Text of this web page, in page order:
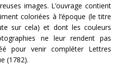
images. L’ouvrage contient
coloriées à l’époque (le titre
sur cela) et dont les couleurs
ne leur rendent pas
pour venir compléter Lettres
(1782).